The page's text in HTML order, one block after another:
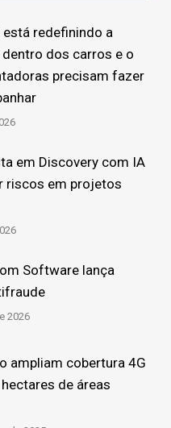
está redefinindo a
dentro dos carros e o
precisam fazer
em Discovery com IA
riscos em projetos
Software lança
2026
ampliam cobertura 4G
de áreas